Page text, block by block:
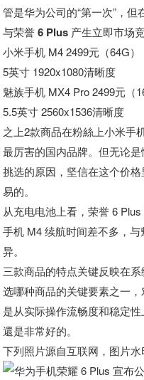
管是华为公司的“第一次”，但
与荣誉 6 Plus 产生立即市场
小米手机 M4 2499元（64G）
5英寸 1920x1080清晰度
魅族手机 MX4 Pro 2499元（
5.5英寸 2560x1536清晰度
之上2款商品在粉絲上小米手
最厉害的国内品牌。但无论
挑选的原因，坚信在这个价
易的。
从充电电池上看，荣誉 6
手机 M4 续航时间差不多，
异。
三款商品的特点关键反映在
选哪种商品的关键要素之一
是从实际操作流畅度和稳定
還是非常好的。
下列照片源自互联网，图片